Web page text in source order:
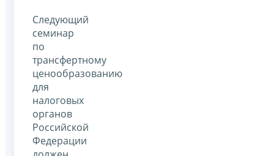
Следующий
семинар
по
трансфертному
ценообразованию
для
налоговых
органов
Российской
Федерации